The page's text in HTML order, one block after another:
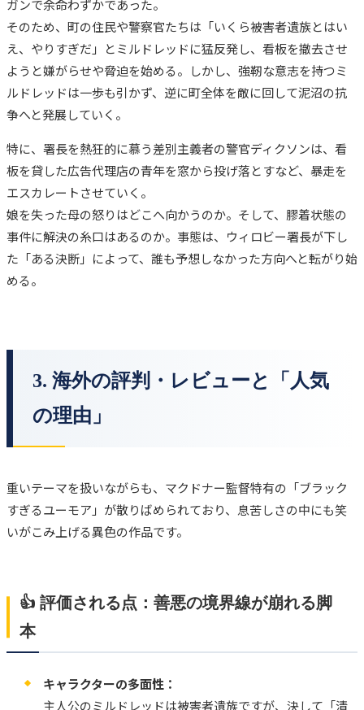
ガンで余命わずかであった。
そのため、町の住民や警察官たちは「いくら被害者遺族とはい
え、やりすぎだ」とミルドレッドに猛反発し、看板を撤去させ
ようと嫌がらせや脅迫を始める。しかし、強靭な意志を持つミ
ルドレッドは一歩も引かず、逆に町全体を敵に回して泥沼の抗
争へと発展していく。
特に、署長を熱狂的に慕う差別主義者の警官ディクソンは、看
板を貸した広告代理店の青年を窓から投げ落とすなど、暴走を
エスカレートさせていく。
娘を失った母の怒りはどこへ向かうのか。そして、膠着状態の
事件に解決の糸口はあるのか。事態は、ウィロビー署長が下し
た「ある決断」によって、誰も予想しなかった方向へと転がり始
める。
3. 海外の評判・レビューと「人気
の理由」
重いテーマを扱いながらも、マクドナー監督特有の「ブラック
すぎるユーモア」が散りばめられており、息苦しさの中にも笑
いがこみ上げる異色の作品です。
👍 評価される点：善悪の境界線が崩れる脚
本
キャラクターの多面性：
主人公のミルドレッドは被害者遺族ですが、決して「清